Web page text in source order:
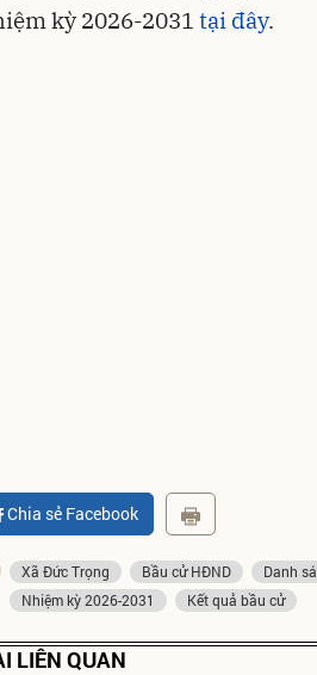
kỳ 2026-2031 tại đây.
Chia sẻ Facebook
Xã Đức Trọng Bầu cử HĐND Danh
Nhiệm kỳ 2026-2031
Kết quả bầu cử
LIÊN QUAN